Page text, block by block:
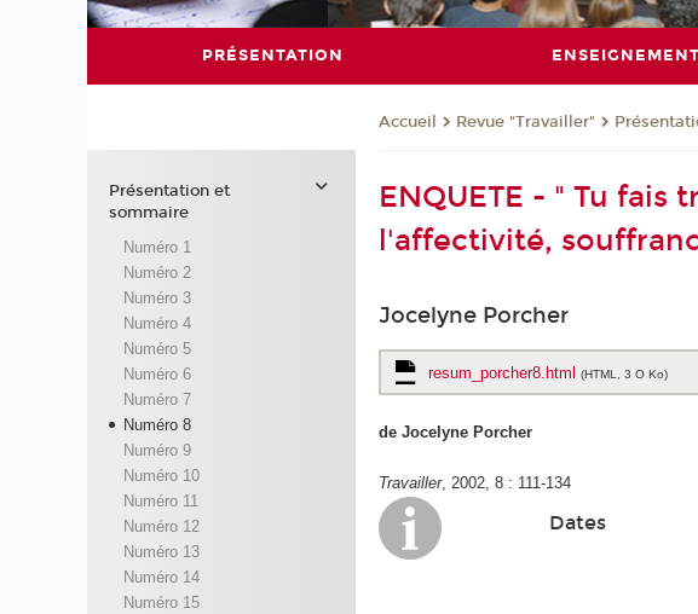
PRÉSENTATION
Accueil Revue "Travailler"
ENQUETE - " Tu
l'affectivité,
Jocelyne Porcher
resum_porcher8.html(HTML, 3 O Ko)
de Jocelyne Porcher
Travailler, 2002, 8 : 111-134
Dates
Présentation et
sommaire
Numéro 1
Numéro 2
Numéro 3
Numéro 4
Numéro 5
Numéro 6
Numéro 7
Numéro 8
Numéro 9
Numéro 10
Numéro 11
Numéro 12
Numéro 13
Numéro 14
Numéro 15